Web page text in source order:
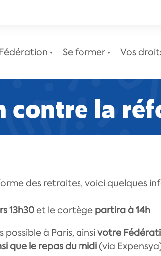
Se former Vos
Le service
la
des retraites, voici quelques
13h30et le cortège partira à 14h
à Paris, ainsivotre
que le repas du midi(via